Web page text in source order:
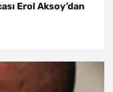
Erol Aksoy’dan